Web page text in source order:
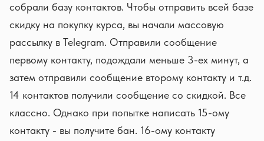
собрали базу контактов. Чтобы отправить всей базе
скидку на покупку курса, вы начали массовую
рассылку в Telegram. Отправили сообщение
первому контакту, подождали меньше 3-ех минут, а
затем отправили сообщение второму контакту и т.д.
14 контактов получили сообщение со скидкой. Все
классно. Однако при попытке написать 15-ому
контакту - вы получите бан. 16-ому контакту